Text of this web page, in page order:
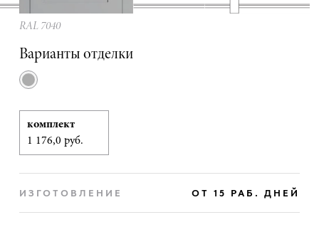
ИЗГОТОВЛЕНИЕ ОТ 15 РАБ. ДНЕЙ
RAL 7040
Варианты отделки
комплект
1 176,0 руб.